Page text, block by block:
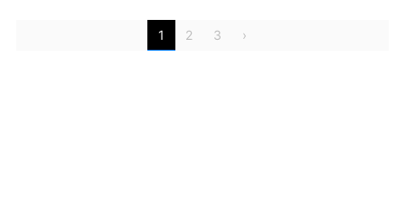
VALORANT_Challengers_2024_Split_2
Riot เกมriotgames
1 2 3 ›